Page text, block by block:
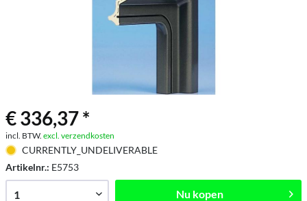
€ 336,37 *
incl. BTW. excl. verzendkosten
CURRENTLY_UNDELIVERABLE
Artikelnr.: E5753
Nu kopen